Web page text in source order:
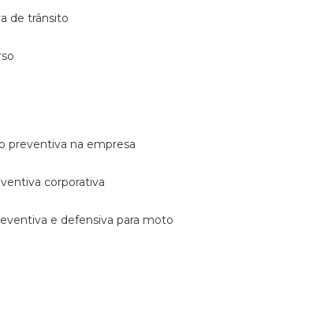
de trânsito
preventiva na empresa
corporativa
e defensiva para moto